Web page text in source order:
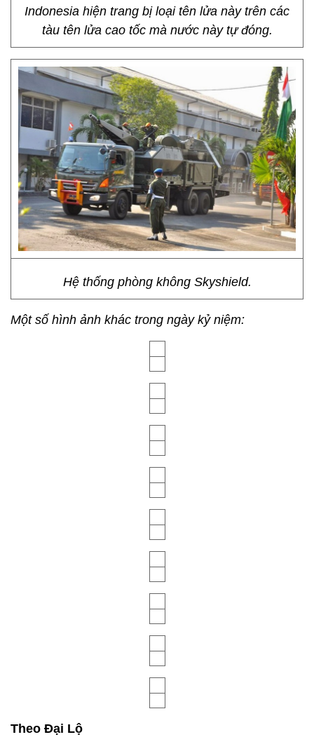
Indonesia hiện trang bị loại tên lửa này trên các
tàu tên lửa cao tốc mà nước này tự đóng.
Hệ thống phòng không Skyshield.
Một số hình ảnh khác trong ngày kỷ niệm: